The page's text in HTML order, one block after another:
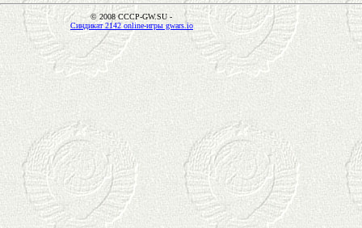
© 2008 CCCP-GW.SU -
Синдикат 2142 online-игры gwars.io